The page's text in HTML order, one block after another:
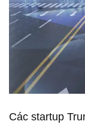
Các startup